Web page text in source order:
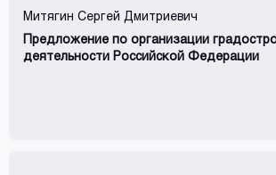
Митягин Сергей Дмитриевич
Предложение по организации
деятельности Российской Федерации